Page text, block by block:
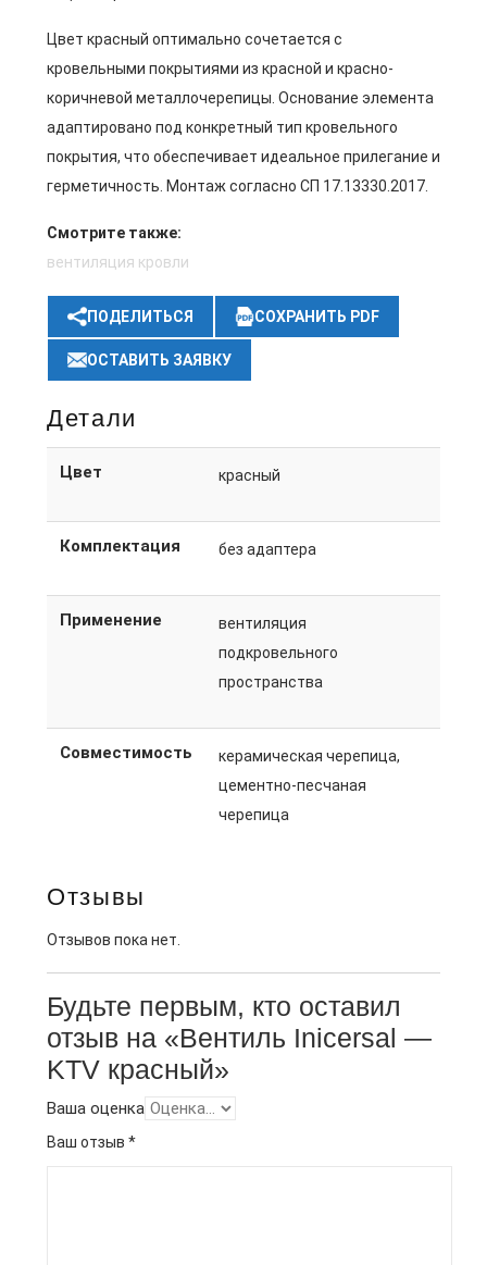
Цвет красный оптимально сочетается с
кровельными покрытиями из красной и красно-
коричневой металлочерепицы. Основание элемента
адаптировано под конкретный тип кровельного
покрытия, что обеспечивает идеальное прилегание и
герметичность. Монтаж согласно СП 17.13330.2017.
Смотрите также:
вентиляция кровли
ПОДЕЛИТЬСЯ СОХРАНИТЬ PDF
ОСТАВИТЬ ЗАЯВКУ
Детали
Цвет красный
Комплектация без адаптера
Применение
вентиляция
подкровельного
пространства
Совместимость
керамическая черепица,
цементно-песчаная
черепица
Отзывы
Отзывов пока нет.
Будьте первым, кто оставил
отзыв на «Вентиль Inicersal —
KTV красный»
Ваша оценка
Ваш отзыв *